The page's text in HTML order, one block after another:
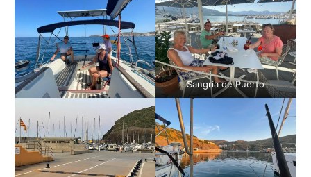
Sangria de Puerto